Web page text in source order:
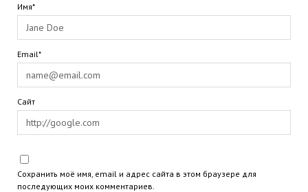
Имя*
Email*
Сайт
Сохранить моё имя, email и адрес сайта в этом браузере для
последующих моих комментариев.